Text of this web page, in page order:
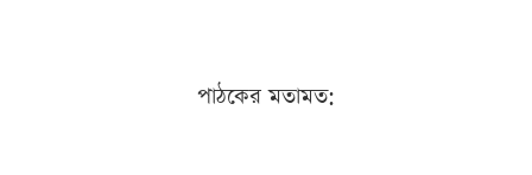
পাঠকের মতামত: